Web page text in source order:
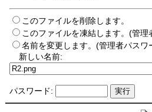
このファイルを削除します。
このファイルを凍結します。(管
名前を変更します。(管理者パスワ
新しい名前:
パスワード: